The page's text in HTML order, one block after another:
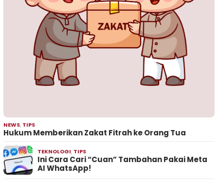
NEWS, TIPS
Hukum Memberikan Zakat Fitrah ke Orang Tua
TEKNOLOGI, TIPS
Ini Cara Cari “Cuan” Tambahan Pakai Meta
AI WhatsApp!